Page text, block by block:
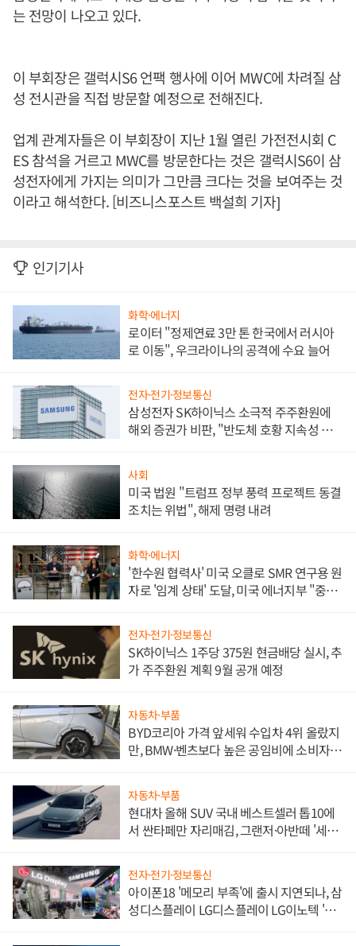
는 전망이 나오고 있다.
이 부회장은 갤럭시S6 언팩 행사에 이어 MWC에 차려질 삼
성 전시관을 직접 방문할 예정으로 전해진다.
업계 관계자들은 이 부회장이 지난 1월 열린 가전전시회 C
ES 참석을 거르고 MWC를 방문한다는 것은 갤럭시S6이 삼
성전자에게 가지는 의미가 그만큼 크다는 것을 보여주는 것
이라고 해석한다. [비즈니스포스트 백설희 기자]
인기기사
화학·에너지
로이터 "정제연료 3만 톤 한국에서 러시아
로 이동", 우크라이나의 공격에 수요 늘어
전자·전기·정보통신
삼성전자 SK하이닉스 소극적 주주환원에
해외 증권가 비판, "반도체 호황 지속성 의
사회
미국 법원 "트럼프 정부 풍력 프로젝트 동결
조치는 위법", 해제 명령 내려
화학·에너지
'한수원 협력사' 미국 오클로 SMR 연구용 원
자로 '임계 상태' 도달, 미국 에너지부 "중요
전자·전기·정보통신
SK하이닉스 1주당 375원 현금배당 실시, 추
가 주주환원 계획 9월 공개 예정
자동차·부품
BYD코리아 가격 앞세워 수입차 4위 올랐지
만, BMW·벤츠보다 높은 공임비에 소비자
자동차·부품
현대차 올해 SUV 국내 베스트셀러 톱10에
서 싼타페만 자리매김, 그랜저·아반떼 '세단
전자·전기·정보통신
아이폰18 '메모리 부족'에 출시 지연되나, 삼
성디스플레이 LG디스플레이 LG이노텍 '탈